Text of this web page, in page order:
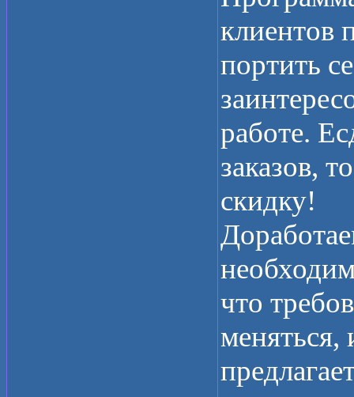
клиентов
портить
работе.
заказов,
скидку!
что